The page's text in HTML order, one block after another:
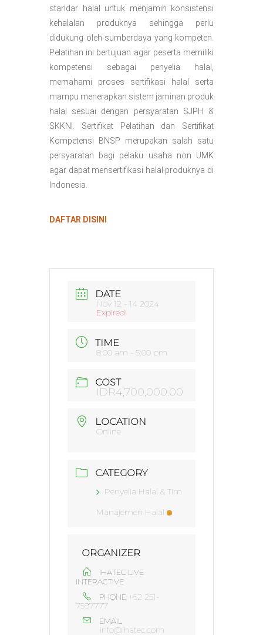
standar halal untuk menjamin konsistensi
kehalalan produknya sehingga perlu
didukung oleh sumberdaya yang kompeten.
Pelatihan ini bertujuan agar peserta memiliki
kompetensi sebagai penyelia halal,
memahami proses sertifikasi halal serta
mampu menerapkan sistem jaminan produk
halal sesuai dengan persyaratan SJPH &
SKKNI. Sertifikat Pelatihan dan Sertifikat
Kompetensi BNSP merupakan salah satu
persyaratan bagi pelaku usaha non UMK
agar dapat mensertifikasi halal produknya di
Indonesia.
DAFTAR DISINI
DATE
Nov 12 - 14 2024
Expired!
TIME
8:00 am - 5:00 pm
COST
IDR4,700,000.00
LOCATION
Online
CATEGORY
Penyelia Halal & Tim
Manajemen Halal
ORGANIZER
IHATEC LIVE
INTERACTIVE
PHONE +62 251-
7597777
EMAIL
info@ihatec.com